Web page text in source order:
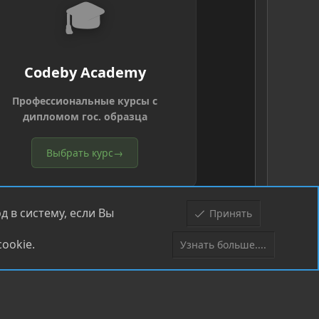
🎓
Codeby Academy
Профессиональные курсы с
дипломом гос. образца
Выбрать курс→
Верх
в систему, если Вы
Принять
Узнать больше....